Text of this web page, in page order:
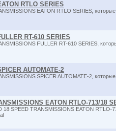
RTLO SERIES
EATON RTLO SERIES,
RT-610 SERIES
FULLER RT-610 SERIES,
AUTOMATE-2
SPICER AUTOMATE-2,
EATON RTLO-713/18
18 SPEED TRANSMISSIONS EATON RTLO-